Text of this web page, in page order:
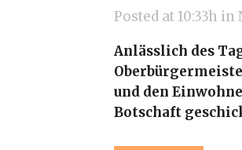
Posted at 10:33h in
Anlässlich des
und den
Botschaft